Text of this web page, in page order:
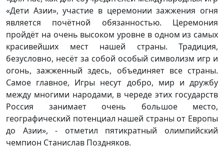
«Дети Азии», участие в церемонии зажжения огня
является почётной обязанностью. Церемония
пройдёт на очень высоком уровне в одном из самых
красивейших мест нашей страны. Традиция,
безусловно, несёт за собой особый символизм игр и
огонь, зажженный здесь, объединяет все страны.
Самое главное, Игры несут добро, мир и дружбу
между многими народами, в череде этих государств
Россия занимает очень большое место,
географический потенциал нашей страны от Европы
до Азии», - отметил пятикратный олимпийский
чемпион Станислав Поздняков.